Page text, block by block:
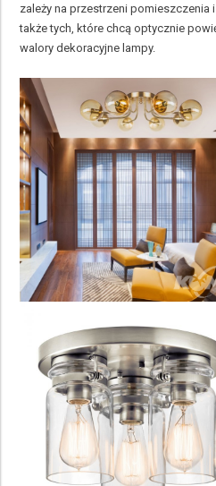
zależy na przestrzeni pomieszczenia
także tych, które chcą optycznie
walory dekoracyjne lampy.